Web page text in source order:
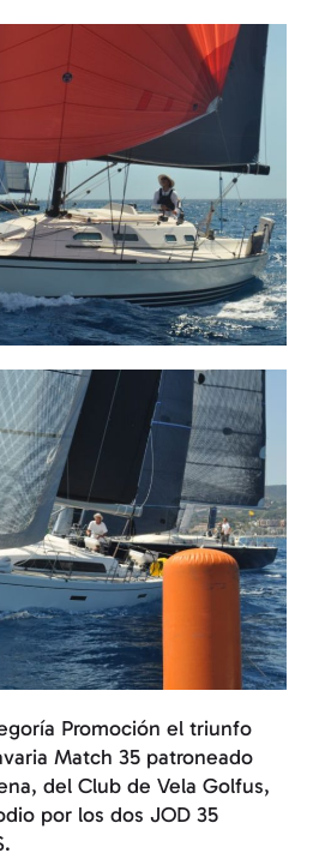
Promoción el triunfo
Match 35 patroneado
del Club de Vela Golfus,
por los dos JOD 35